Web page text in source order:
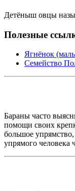
Детёныш овцы
Полезные
Ягнёнок
Семейство
Бараны часто
помощи своих
большое
упрямого человека